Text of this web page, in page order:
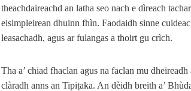
theachdaireachd an latha seo nach e dìreach
eisimpleirean dhuinn fhìn. Faodaidh sinne
leasachadh, agus ar fulangas a thoirt gu crìch.
Tha a’ chiad fhaclan agus na faclan mu
clàradh anns an Tipiṭaka. An dèidh breith a’